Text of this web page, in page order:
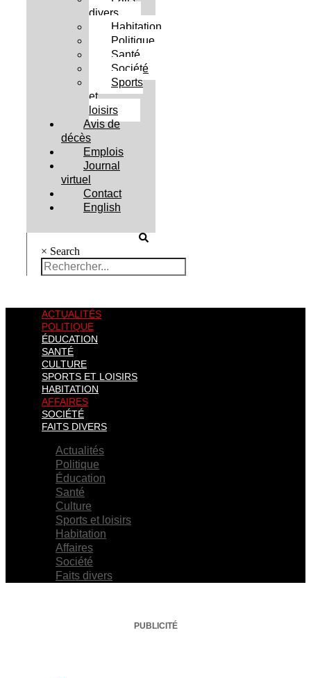
divers
Habitation
Politique
Santé
Société
Sports
et
loisirs
Avis de
décès
Emplois
Journal
virtuel
Contact
English
× Search
ACTUALITÉS
POLITIQUE
ÉDUCATION
SANTÉ
CULTURE
SPORTS ET LOISIRS
HABITATION
AFFAIRES
SOCIÉTÉ
FAITS DIVERS
Actualités
Politique
Éducation
Santé
Culture
Sports et loisirs
Habitation
Affaires
Société
Faits divers
PUBLICITÉ